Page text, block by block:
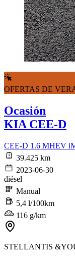
OFERTAS DE
Ocasión
KIA CEE-D
CEE-D 1.6 MHEV
39.425 km
2023-06-30
diésel
Manual
5,4 l/100km
116 g/km
STELLANTIS